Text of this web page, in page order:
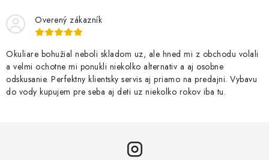
Overený zákazník
Okuliare bohužial neboli skladom uz, ale hned mi z obchodu volali
a velmi ochotne mi ponukli niekolko alternativ a aj osobne
odskusanie. Perfektny klientsky servis aj priamo na predajni. Vybavu
do vody kupujem pre seba aj deti uz niekolko rokov iba tu.